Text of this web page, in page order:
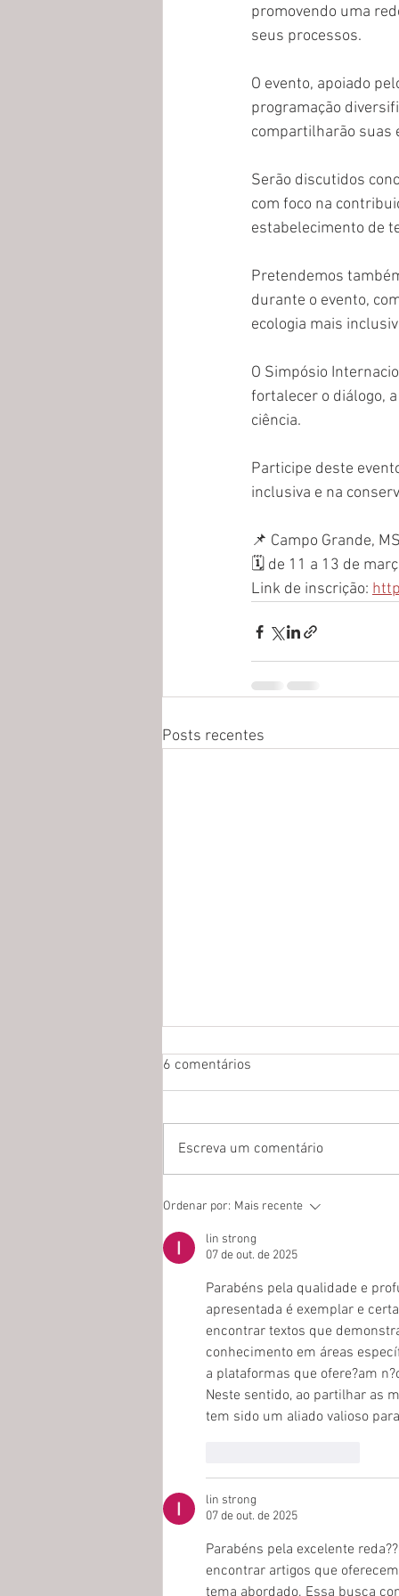
promovendo uma
seus processos.
O evento, apoiado
programação
compartilharão suas
Serão discutidos
com foco na
estabelecimento de
Pretendemos
durante o evento,
ecologia mais
O Simpósio
fortalecer o diálogo,
ciência.
Participe deste
inclusiva e na
📌 Campo Grande,
🗓️ de 11 a 13 de
Link de inscrição:
Posts recentes
GYC Summit: Encontro Global
em Belo Horizonte
6 comentários
Escreva um comentário
Ordenar por: Mais recente
lin strong
07 de out. de 2025
Parabéns pela qualidade e
apresentada é exemplar e
encontrar textos que
conhecimento em áreas
a plataformas que ofere?am
Neste sentido, ao partilhar as
tem sido um aliado valioso
lin strong
07 de out. de 2025
Parabéns pela excelente
encontrar artigos que